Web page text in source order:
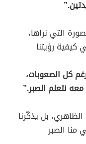
التي نراها،
رؤيتنا
كل الصعوبات،
نتعلم الصبر.”
بل يذكّرنا
منا الصبر